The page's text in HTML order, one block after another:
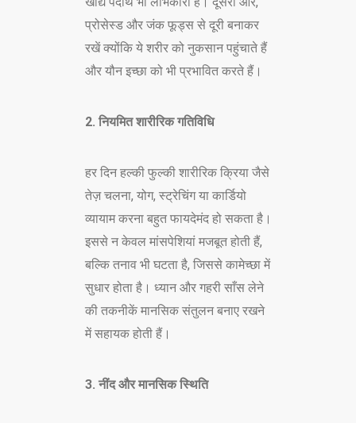
प्रोसेस्ड और जंक फूड्स से दूरी बनाकर
रखें क्योंकि ये शरीर को नुकसान पहुंचाते हैं
और यौन इच्छा को भी प्रभावित करते हैं।
2. नियमित शारीरिक गतिविधि
हर दिन हल्की फुल्की शारीरिक क्रिया जैसे
तेज़ चलना, योग, स्ट्रेचिंग या कार्डियो
व्यायाम करना बहुत फायदेमंद हो सकता है।
इससे न केवल मांसपेशियां मजबूत होती हैं,
बल्कि तनाव भी घटता है, जिससे कामेच्छा में
सुधार होता है। ध्यान और गहरी साँस लेने
की तकनीकें मानसिक संतुलन बनाए रखने
में सहायक होती हैं।
3. नींद और मानसिक स्थिति